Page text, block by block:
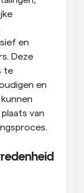
en
Deze
te
en
van